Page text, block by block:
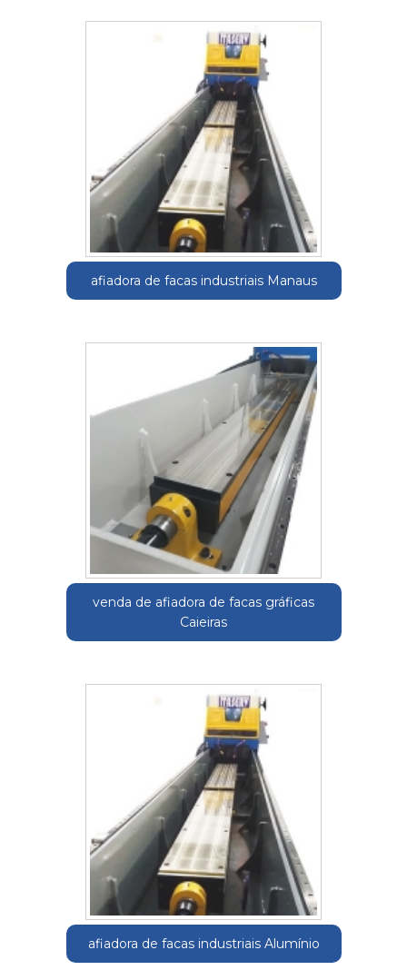
afiadora de facas industriais Manaus
venda de afiadora de facas gráficas
Caieiras
afiadora de facas industriais Alumínio